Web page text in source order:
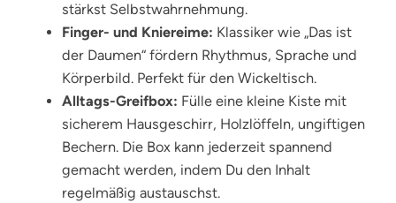
stärkst Selbstwahrnehmung.
Finger- und Kniereime: Klassiker wie „Das ist
der Daumen“ fördern Rhythmus, Sprache und
Körperbild. Perfekt für den Wickeltisch.
Alltags-Greifbox: Fülle eine kleine Kiste mit
sicherem Hausgeschirr, Holzlöffeln, ungiftigen
Bechern. Die Box kann jederzeit spannend
gemacht werden, indem Du den Inhalt
regelmäßig austauschst.